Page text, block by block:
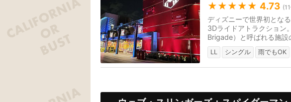
★★★★★ 4.73 (11
ディズニーで世界初とな
3Dライドアトラクショ
Brigade）と呼ばれる施設
は、最新の発明である「
LL シングル 雨でもOK